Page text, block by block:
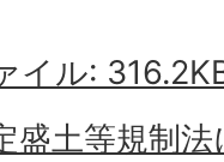
イル:
盛土等規制